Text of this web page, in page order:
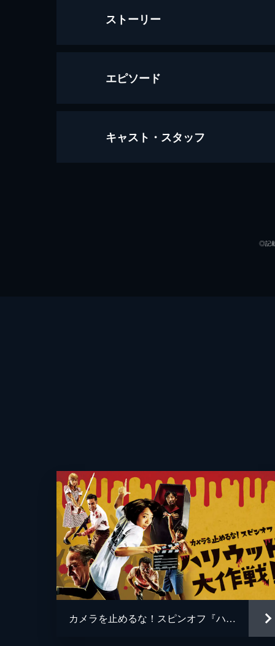
ストーリー
エピソード
カメラを止めるな！
キャスト・スタッフ
◎記
カメラを止めるな！スピンオフ『ハリウッド大作戦!』